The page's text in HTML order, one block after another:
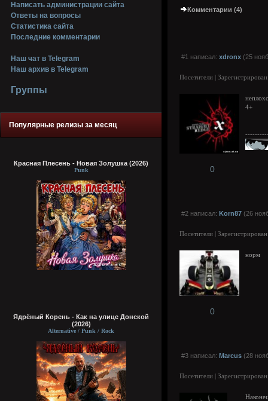
Написать администрации сайта
Ответы на вопросы
Статистика сайта
Последние комментарии
Наш чат в Telegram
Наш архив в Telegram
Группы
Популярные релизы за месяц
Красная Плесень - Новая Золушка (2026)
Punk
Ядрёный Корень - Как на улице Донской
(2026)
Alternative / Punk / Rock
Комментарии (4)
#1 написал: xdronx (25
Посетители |
4+
0
#2 написал: Korn87 (26
Посетители |
норм
0
#3 написал: Marcus (28
Посетители |